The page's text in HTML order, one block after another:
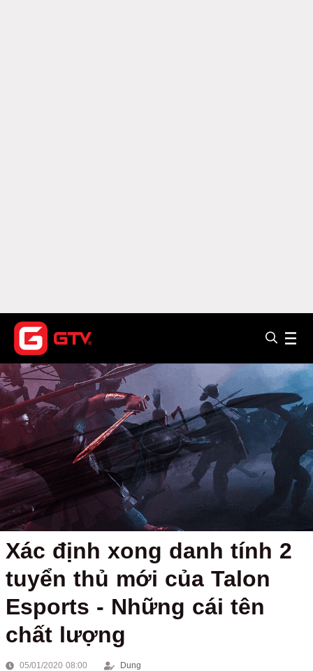
Xác định xong danh tính 2
tuyển thủ mới của Talon
Esports - Những cái tên
chất lượng
05/01/2020 08:00 Dung